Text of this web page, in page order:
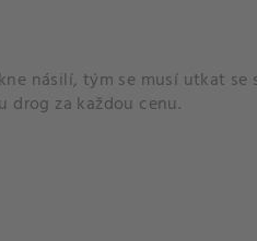
násilí, tým se musí utkat
drog za každou cenu.